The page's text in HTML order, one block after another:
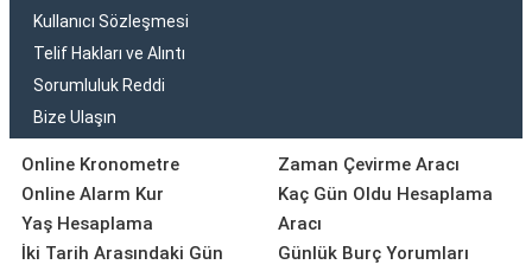
Kullanıcı Sözleşmesi
Telif Hakları ve Alıntı
Sorumluluk Reddi
Bize Ulaşın
Online Kronometre
Online Alarm Kur
Yaş Hesaplama
İki Tarih Arasındaki Gün
Zaman Çevirme Aracı
Kaç Gün Oldu Hesaplama
Aracı
Günlük Burç Yorumları